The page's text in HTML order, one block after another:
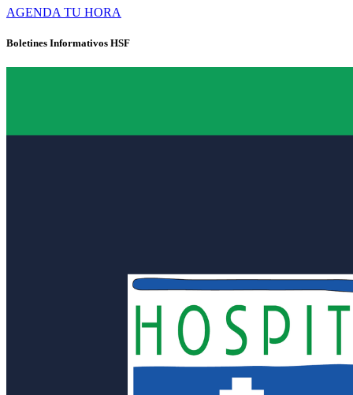
AGENDA TU HORA
Boletines Informativos HSF